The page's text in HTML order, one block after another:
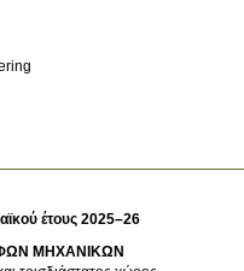
έτους 2025–26
ΜΗΧΑΝΙΚΩΝ